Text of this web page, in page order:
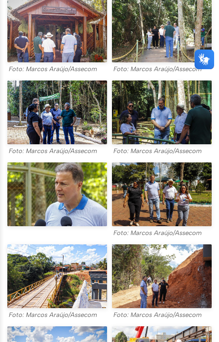
Foto: Marcos Araújo/Assecom Foto: Marcos Araújo/Assecom
Foto: Marcos Araújo/Assecom Foto: Marcos Araújo/Assecom
Foto: Marcos Araújo/Assecom
Foto: Marcos Araújo/Assecom Foto: Marcos Araújo/Assecom